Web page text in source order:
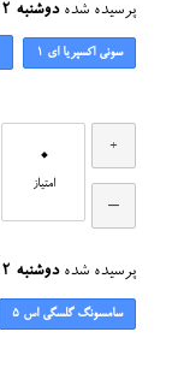
پرسیده شده دوشنبه ۲ تیر ۱۳۹۳
سونی اکسپریا ای ۱
0
امتیاز
پرسیده شده دوشنبه ۲ تیر ۱۳۹۳
سامسونگ گلسگی اس ۵